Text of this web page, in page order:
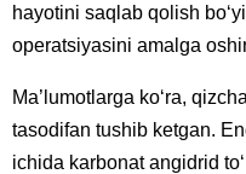
hayotini saqlab qolish
operatsiyasini amalga
Ma’lumotlarga ko‘ra,
tasodifan tushib ketgan.
ichida karbonat angidrid